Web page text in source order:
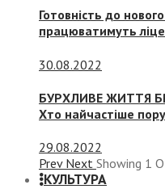
Готовність до
працюватимуть
30.08.2022
БУРХЛИВЕ ЖИТТЯ
Хто найчастіше
29.08.2022
Prev Next Showing 1
КУЛЬТУРА